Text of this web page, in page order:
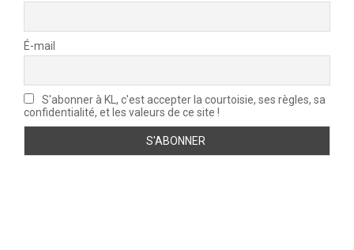
É-mail
S'abonner à KL, c'est accepter la courtoisie, ses règles, sa
confidentialité, et les valeurs de ce site !